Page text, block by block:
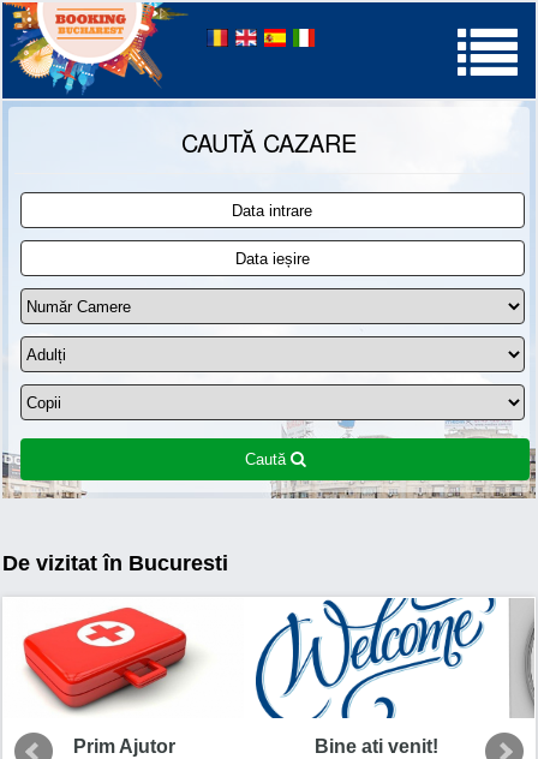
Palatul Parlamentului
CAUTĂ CAZARE
Caută
De vizitat în Bucuresti
Prim Ajutor Bine ati venit!